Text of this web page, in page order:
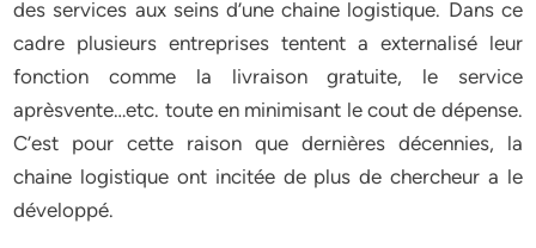
des services aux seins d’une chaine logistique. Dans ce
cadre plusieurs entreprises tentent a externalisé leur
fonction comme la livraison gratuite, le service
aprèsvente…etc. toute en minimisant le cout de dépense.
C’est pour cette raison que dernières décennies, la
chaine logistique ont incitée de plus de chercheur a le
développé.